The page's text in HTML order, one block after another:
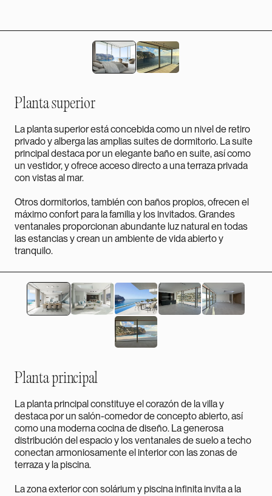
Planta superior
La planta superior está concebida como un nivel de retiro
privado y alberga las amplias suites de dormitorio. La suite
principal destaca por un elegante baño en suite, así como
un vestidor, y ofrece acceso directo a una terraza privada
con vistas al mar.
Otros dormitorios, también con baños propios, ofrecen el
máximo confort para la familia y los invitados. Grandes
ventanales proporcionan abundante luz natural en todas
las estancias y crean un ambiente de vida abierto y
tranquilo.
Planta principal
La planta principal constituye el corazón de la villa y
destaca por un salón-comedor de concepto abierto, así
como una moderna cocina de diseño. La generosa
distribución del espacio y los ventanales de suelo a techo
conectan armoniosamente el interior con las zonas de
terraza y la piscina.
La zona exterior con solárium y piscina infinita invita a la